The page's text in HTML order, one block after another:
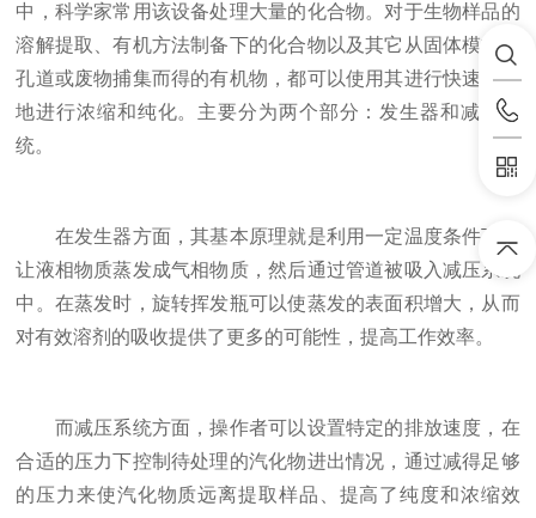
中，科学家常用该设备处理大量的化合物。对于生物样品的
溶解提取、有机方法制备下的化合物以及其它从固体模板中
孔道或废物捕集而得的有机物，都可以使用其进行快速有效
地进行浓缩和纯化。主要分为两个部分：发生器和减压系
统。
在发生器方面，其基本原理就是利用一定温度条件下，
让液相物质蒸发成气相物质，然后通过管道被吸入减压系统
中。在蒸发时，旋转挥发瓶可以使蒸发的表面积增大，从而
对有效溶剂的吸收提供了更多的可能性，提高工作效率。
而减压系统方面，操作者可以设置特定的排放速度，在
合适的压力下控制待处理的汽化物进出情况，通过减得足够
的压力来使汽化物质远离提取样品、提高了纯度和浓缩效